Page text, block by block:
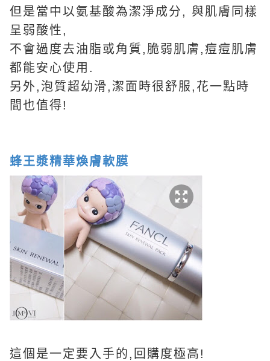
但是當中以氨基酸為潔淨成分, 與肌膚同樣
呈弱酸性,
不會過度去油脂或角質,脆弱肌膚,痘痘肌膚
都能安心使用.
另外,泡質超幼滑,潔面時很舒服,花一點時
間也值得!
蜂王漿精華煥膚軟膜
這個是一定要入手的,回購度極高!